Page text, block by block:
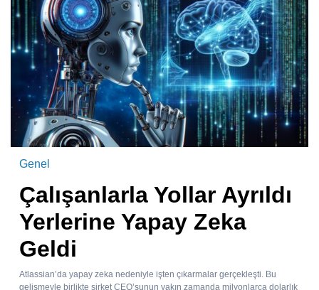
Genel
Çalışanlarla Yollar Ayrıldı
Yerlerine Yapay Zeka
Geldi
Atlassian’da yapay zeka nedeniyle işten çıkarmalar gerçekleşti. Bu
gelişmeyle birlikte şirket CEO’sunun yakın zamanda milyonlarca dolarlık